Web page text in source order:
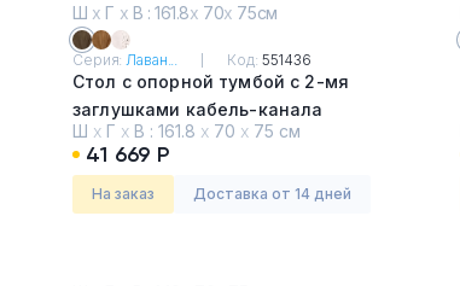
Ш х Г х В : 161.8х 70х 75см
Серия:Лаван... Код: 551436
Стол с опорной тумбой с 2-мя
заглушками кабель-канала
Таксония темная
Ш х Г х В : 161.8 х 70 х 75 см
41 669 Р
На заказ Доставка от 14 дней